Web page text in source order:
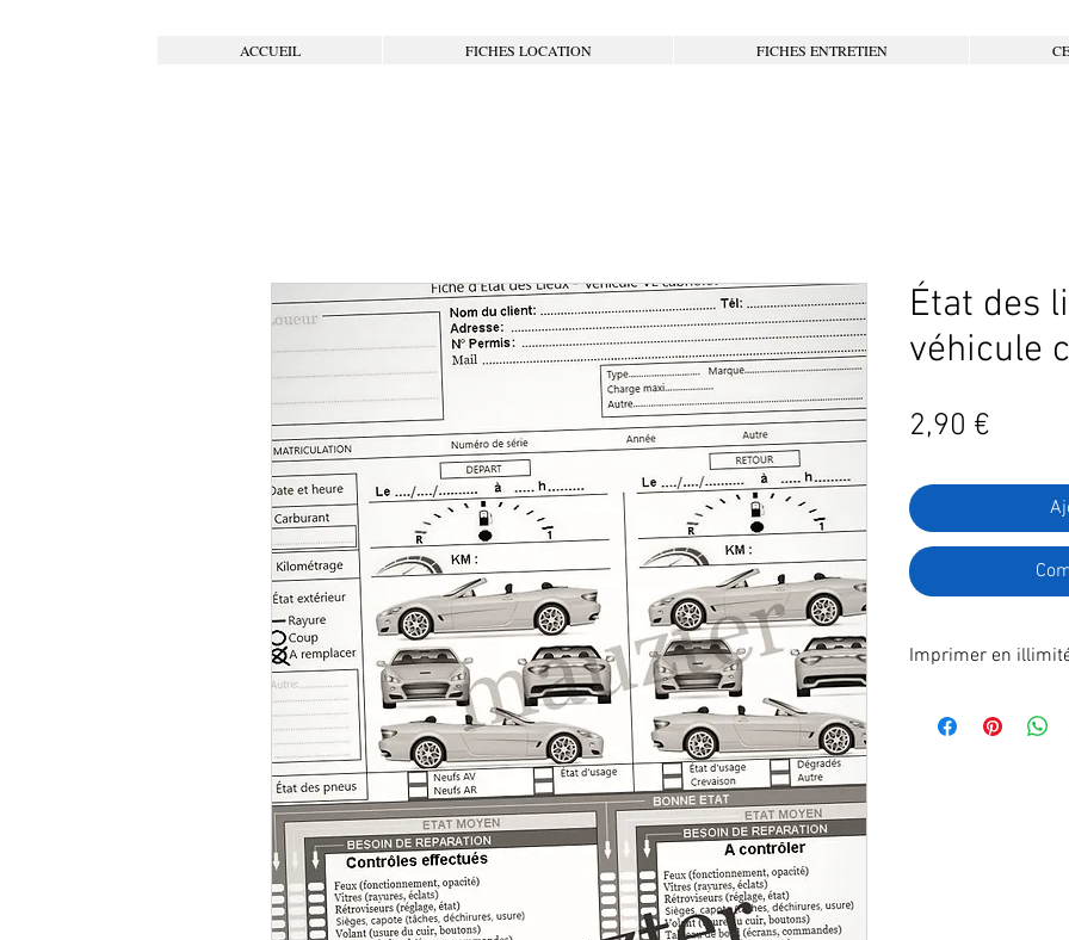
ACCUEIL FICHES LOCATION FICHES ENTRETIEN
État des
véhicule
2,90 €
Imprimer en
poste.